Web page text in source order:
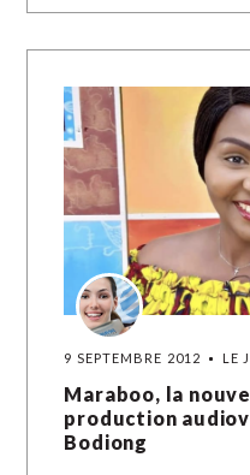
9 SEPTEMBRE 2012 LE
Maraboo, la
production
Bodiong